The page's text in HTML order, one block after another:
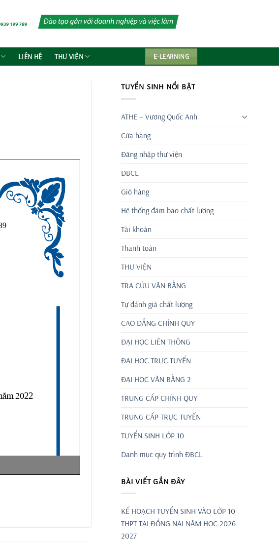
LIÊN HỆ THƯ VIỆN E-LEARNING
TUYỂN SINH NỔI BẬT
ATHE – Vương Quốc Anh
Cửa hàng
Đăng nhập thư viện
ĐBCL
Giỏ hàng
Hệ thống đảm bảo chất lượng
Tài khoản
Thanh toán
THƯ VIỆN
TRA CỨU VĂN BẰNG
Tự đánh giá chất lượng
CAO ĐẲNG CHÍNH QUY
ĐẠI HỌC LIÊN THÔNG
ĐẠI HỌC TRỰC TUYẾN
ĐẠI HỌC VĂN BẰNG 2
TRUNG CẤP CHÍNH QUY
TRUNG CẤP TRỰC TUYẾN
TUYỂN SINH LỚP 10
Danh mục quy trình ĐBCL
BÀI VIẾT GẦN ĐÂY
KẾ HOẠCH TUYỂN SINH VÀO LỚP 10
THPT TẠI ĐỒNG NAI NĂM HỌC 2026 –
2027